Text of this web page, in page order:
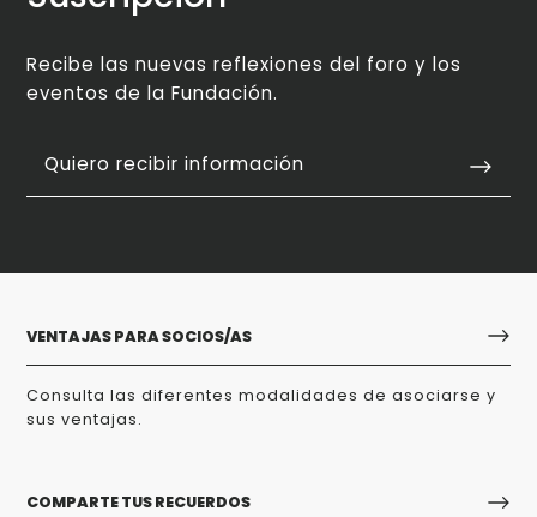
Recibe las nuevas reflexiones del foro y los
eventos de la Fundación.
Quiero recibir información
VENTAJAS PARA SOCIOS/AS
Consulta las diferentes modalidades de asociarse y
sus ventajas.
COMPARTE TUS RECUERDOS